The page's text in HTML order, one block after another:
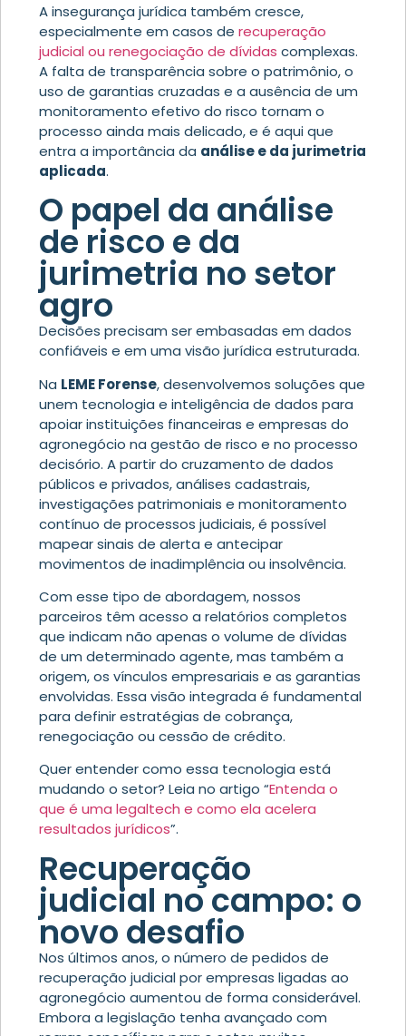
A insegurança jurídica também cresce,
especialmente em casos de recuperação
judicial ou renegociação de dívidas complexas.
A falta de transparência sobre o patrimônio, o
uso de garantias cruzadas e a ausência de um
monitoramento efetivo do risco tornam o
processo ainda mais delicado, e é aqui que
entra a importância da análise e da jurimetria
aplicada.
O papel da análise
de risco e da
jurimetria no setor
agro
Decisões precisam ser embasadas em dados
confiáveis e em uma visão jurídica estruturada.
Na LEME Forense, desenvolvemos soluções que
unem tecnologia e inteligência de dados para
apoiar instituições financeiras e empresas do
agronegócio na gestão de risco e no processo
decisório. A partir do cruzamento de dados
públicos e privados, análises cadastrais,
investigações patrimoniais e monitoramento
contínuo de processos judiciais, é possível
mapear sinais de alerta e antecipar
movimentos de inadimplência ou insolvência.
Com esse tipo de abordagem, nossos
parceiros têm acesso a relatórios completos
que indicam não apenas o volume de dívidas
de um determinado agente, mas também a
origem, os vínculos empresariais e as garantias
envolvidas. Essa visão integrada é fundamental
para definir estratégias de cobrança,
renegociação ou cessão de crédito.
Quer entender como essa tecnologia está
mudando o setor? Leia no artigo “Entenda o
que é uma legaltech e como ela acelera
resultados jurídicos”.
Recuperação
judicial no campo: o
novo desafio
Nos últimos anos, o número de pedidos de
recuperação judicial por empresas ligadas ao
agronegócio aumentou de forma considerável.
Embora a legislação tenha avançado com